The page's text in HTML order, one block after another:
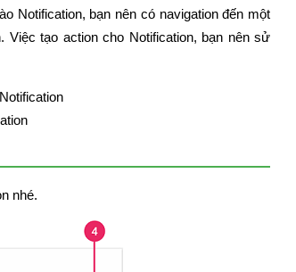
Notification, bạn nên có navigation đến một
tạo action cho Notification, bạn nên sử
nhé.